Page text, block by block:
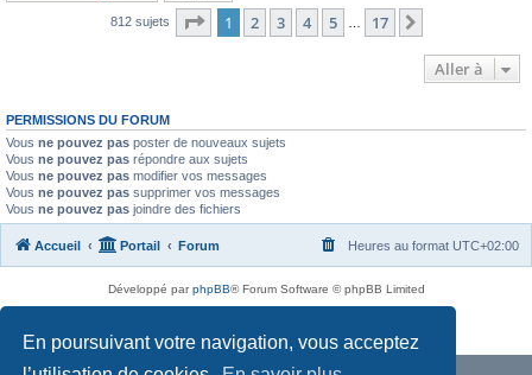
En poursuivant votre navigation, vous acceptez
812 sujets Page 1sur17
1 2 3 4 5 17
Aller à
PERMISSIONS DU FORUM
Vous ne pouvez pas poster de nouveaux sujets
Vous ne pouvez pas répondre aux sujets
Vous ne pouvez pas modifier vos messages
Vous ne pouvez pas supprimer vos messages
Vous ne pouvez pas joindre des fichiers
Accueil Portail Forum Heures au format UTC+02:00
Développé parphpBB® Forum Software © phpBB Limited
Traduit parphpBB-fr.com